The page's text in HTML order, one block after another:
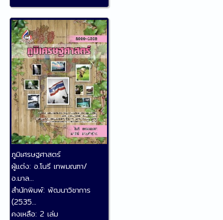
ภูมิเศรษฐศาสตร์
ผู้แต่ง: อ.โนรี เทพมณฑา/
อ.มาล...
สำนักพิมพ์: พัฒนาวิชาการ
(2535...
คงเหลือ: 2 เล่ม